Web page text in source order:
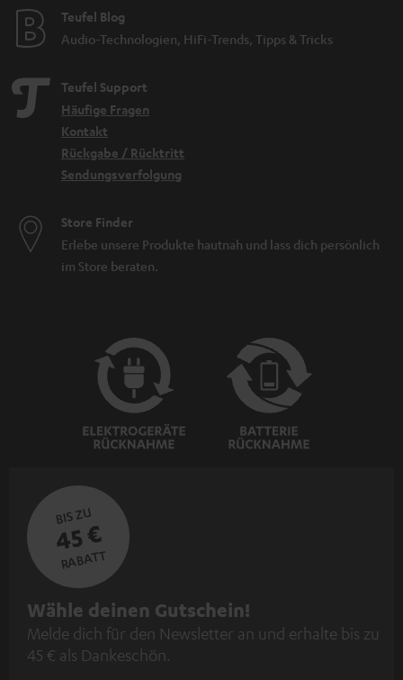
Teufel Blog
Audio-Technologien, HiFi-Trends, Tipps & Tricks
Teufel Support
Häufige Fragen
Kontakt
Rückgabe / Rücktritt
Sendungsverfolgung
Store Finder
Erlebe unsere Produkte hautnah und lass dich persönlich
im Store beraten.
BIS ZU
45 €
RABATT
N
e
w
Wähle deinen Gutschein!
Melde dich für den Newsletter an und erhalte bis zu
45 € als Dankeschön.